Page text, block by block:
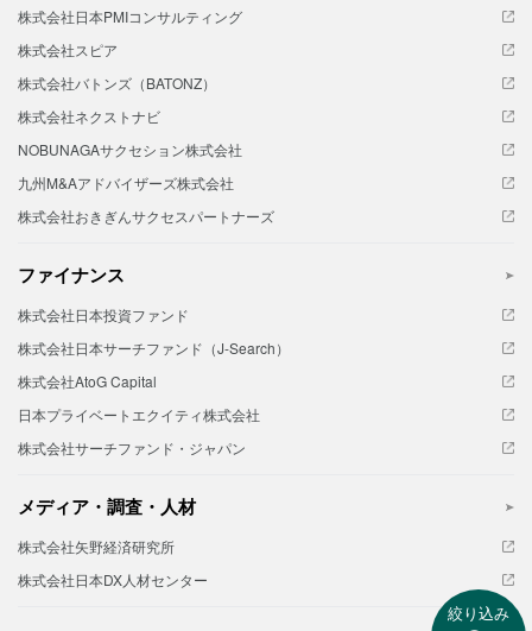
株式会社日本PMIコンサルティング
株式会社スピア
株式会社バトンズ（BATONZ）
株式会社ネクストナビ
NOBUNAGAサクセション株式会社
九州M&Aアドバイザーズ株式会社
株式会社おきぎんサクセスパートナーズ
ファイナンス
株式会社日本投資ファンド
株式会社日本サーチファンド（J-Search）
株式会社AtoG Capital
日本プライベートエクイティ株式会社
株式会社サーチファンド・ジャパン
メディア・調査・人材
株式会社矢野経済研究所
株式会社日本DX人材センター
絞り込み